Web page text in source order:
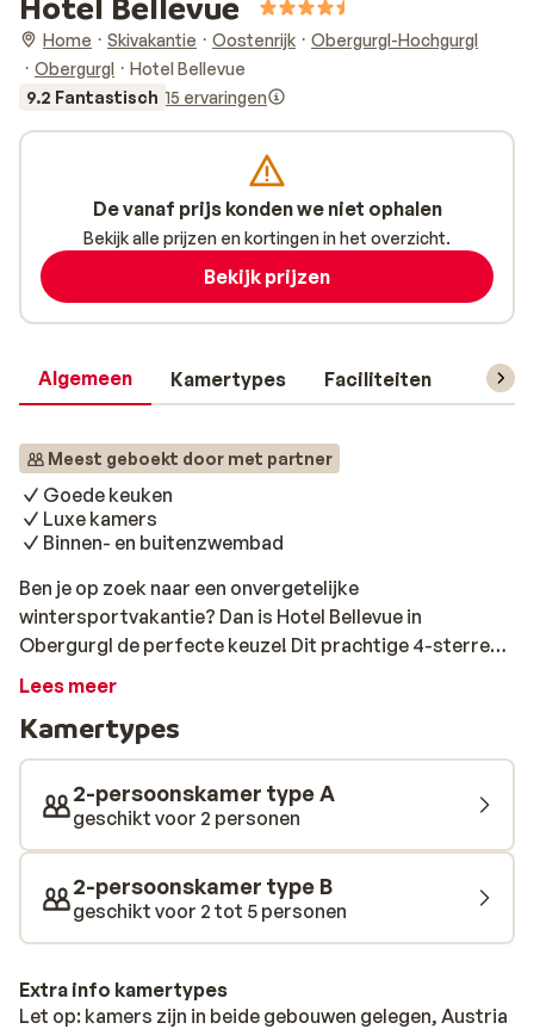
Home Skivakantie Oostenrijk
Obergurgl-Hochgurgl
Obergurgl
Hotel Bellevue
9.2 Fantastisch 15 ervaringen
Algemeen Kamertypes Faciliteiten
Meest geboekt door met partner
Goede keuken
Luxe kamers
Binnen- en buitenzwembad
Ben je op zoek naar een onvergetelijke
wintersportvakantie? Dan is Hotel Bellevue in
Obergurgl de perfecte keuze! Dit prachtige 4-sterren
superior hotel ligt direct aan de piste, waardoor je
Bellevue is meer dan alleen een skihotel. Het staat ook
bekend om zijn fantastische keuken. De chef-kok en
zijn team toveren de heerlijkste gerechten op tafel,
met verse, regionale producten. En na een dag op de
piste kun je heerlijk ontspannen in de uitgebreide
wellness. Geniet van de sauna's, het stoombad, de
whirlpool en het zwembad.Kortom, Hotel Bellevue is de
perfecte plek voor een wintersportvakantie vol skiën,
Lees meer
Kamertypes
2-persoonskamer type A
geschikt voor 2 personen
2-persoonskamer type B
geschikt voor 2 tot 5 personen
Extra info kamertypes
Let op: kamers zijn in beide gebouwen gelegen, Austria
De vanaf prijs konden we niet ophalen
Bekijk alle prijzen en kortingen in het overzicht.
Bekijk prijzen